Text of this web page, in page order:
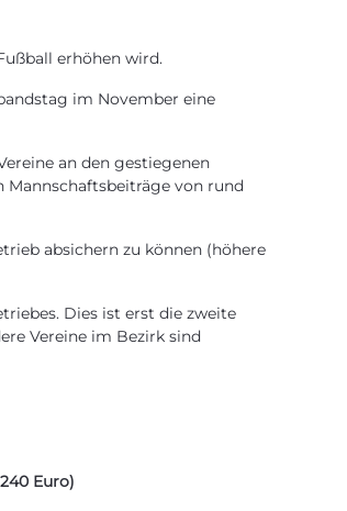
erhöhen wird.
im November eine
an den gestiegenen
Mannschaftsbeiträge von rund
absichern zu können (höhere
Dies ist erst die zweite
Vereine im Bezirk sind
Euro)